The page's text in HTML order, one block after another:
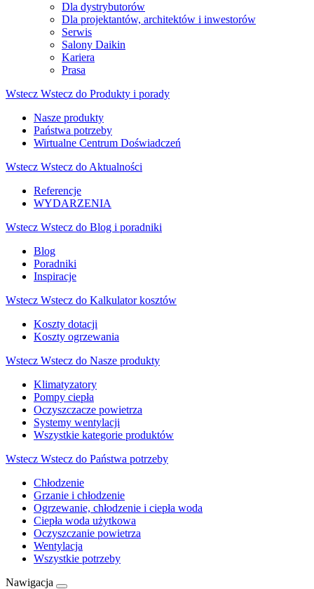
Dla dystrybutorów
Dla projektantów, architektów i inwestorów
Serwis
Salony Daikin
Kariera
Prasa
Wstecz Wstecz do Produkty i porady
Nasze produkty
Państwa potrzeby
Wirtualne Centrum Doświadczeń
Wstecz Wstecz do Aktualności
Referencje
WYDARZENIA
Wstecz Wstecz do Blog i poradniki
Blog
Poradniki
Inspiracje
Wstecz Wstecz do Kalkulator kosztów
Koszty dotacji
Koszty ogrzewania
Wstecz Wstecz do Nasze produkty
Klimatyzatory
Pompy ciepła
Oczyszczacze powietrza
Systemy wentylacji
Wszystkie kategorie produktów
Wstecz Wstecz do Państwa potrzeby
Chłodzenie
Grzanie i chłodzenie
Ogrzewanie, chłodzenie i ciepła woda
Ciepła woda użytkowa
Oczyszczanie powietrza
Wentylacja
Wszystkie potrzeby
Nawigacja